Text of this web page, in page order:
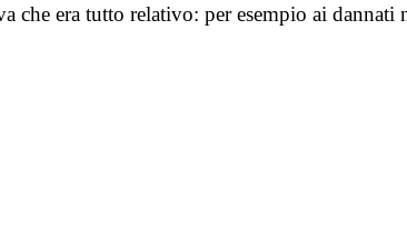
che era tutto relativo: per esempio ai